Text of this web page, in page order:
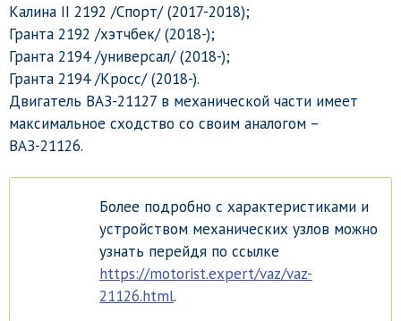
Калина II 2192 /Спорт/ (2017-2018);
Гранта 2192 /хэтчбек/ (2018-);
Гранта 2194 /универсал/ (2018-);
Гранта 2194 /Кросс/ (2018-).
Двигатель ВАЗ-21127 в механической части имеет
максимальное сходство со своим аналогом –
ВАЗ-21126.
Более подробно с характеристиками и
устройством механических узлов можно
узнать перейдя по ссылке
https://motorist.expert/vaz/vaz-
21126.html.